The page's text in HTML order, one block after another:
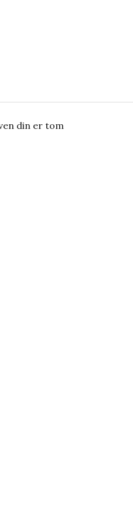
din er tom